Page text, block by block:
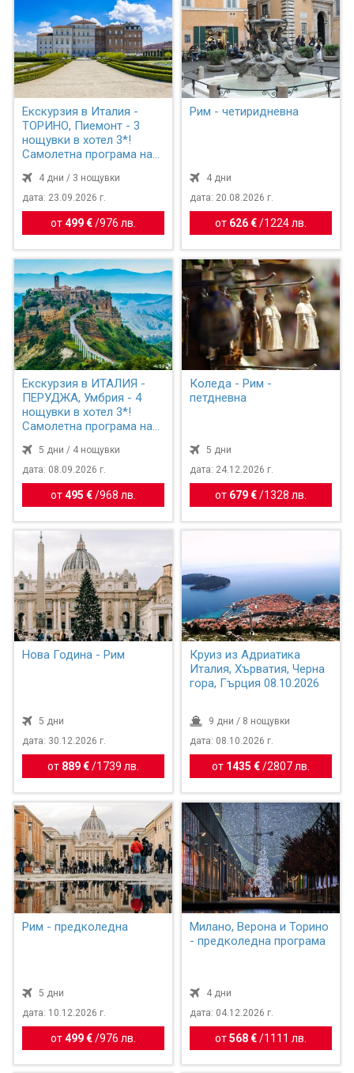
Екскурзия в Италия -
ТОРИНО, Пиемонт - 3
нощувки в хотел 3*!
Самолетна програма на
4 дни / 3 нощувки
дата: 23.09.2026 г.
от499 € /976 лв.
Рим - четиридневна
4 дни
дата: 20.08.2026 г.
от 626 €/ 1224 лв.
Екскурзия в ИТАЛИЯ -
ПЕРУДЖА, Умбрия - 4
нощувки в хотел 3*!
Самолетна програма на
5 дни / 4 нощувки
дата: 08.09.2026 г.
от495 € /968 лв.
Коледа - Рим -
петдневна
5 дни
дата: 24.12.2026 г.
от 679 €/ 1328 лв.
Нова Година - Рим
5 дни
дата: 30.12.2026 г.
от 889 € / 1739 лв.
Круиз из Адриатика
Италия, Хърватия, Черна
гора, Гърция 08.10.2026
9 дни / 8 нощувки
дата: 08.10.2026 г.
от 1435 €/2807 лв.
Рим - предколедна
5 дни
дата: 10.12.2026 г.
от499 € /976 лв.
Милано, Верона и Торино
- предколедна програма
4 дни
дата: 04.12.2026 г.
от568 €/ 1111 лв.